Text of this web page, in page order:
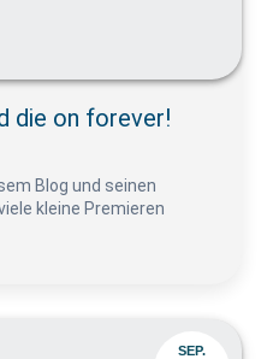
die on forever!
Blog und seinen
kleine Premieren
SEP.